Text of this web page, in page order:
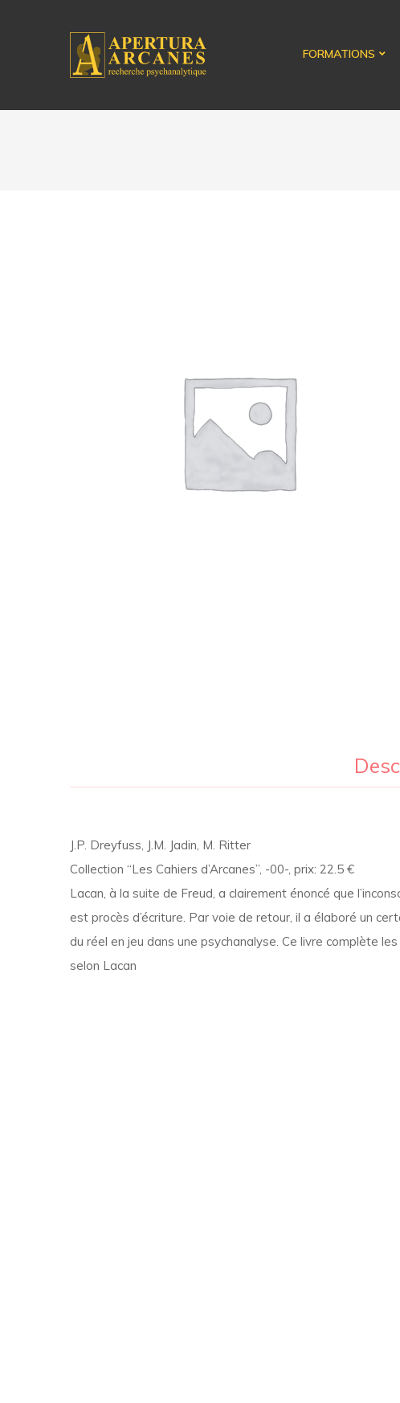
FORMATIONS
J.P. Dreyfuss, J.M. Jadin, M. Ritter
Collection “Les Cahiers d’Arcanes”, -00-, prix: 22.5 €
Lacan, à la suite de Freud, a clairement énoncé que
est procès d’écriture. Par voie de retour, il a élaboré un
du réel en jeu dans une psychanalyse. Ce livre complète
selon Lacan